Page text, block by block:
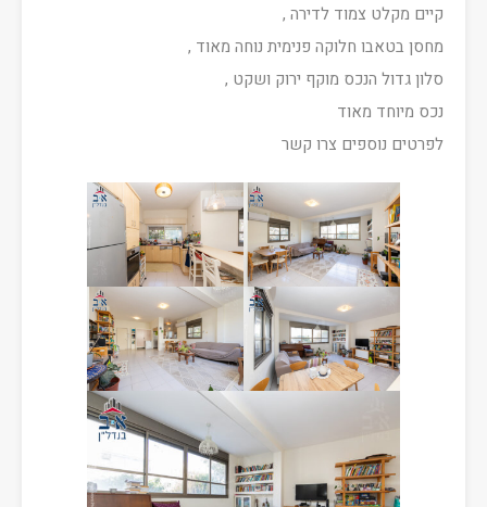
קיים מקלט צמוד לדירה ,
מחסן בטאבו חלוקה פנימית נוחה מאוד ,
סלון גדול הנכס מוקף ירוק ושקט ,
נכס מיוחד מאוד
לפרטים נוספים צרו קשר